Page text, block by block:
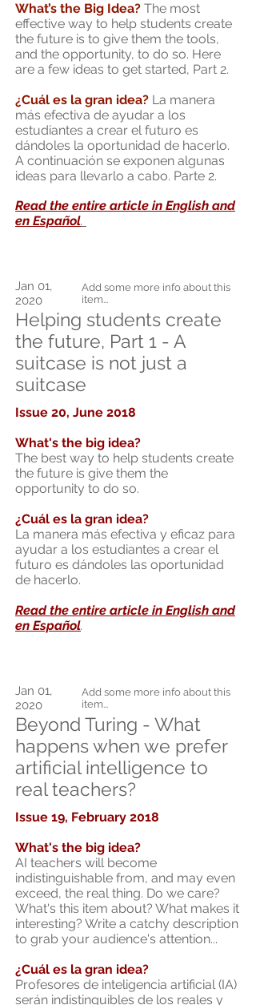
What’s the Big Idea? The most
effective way to help students create
the future is to give them the tools,
and the opportunity, to do so. Here
are a few ideas to get started, Part 2.
¿Cuál es la gran idea? La manera
más efectiva de ayudar a los
estudiantes a crear el futuro es
dándoles la oportunidad de hacerlo.
A continuación se exponen algunas
ideas para llevarlo a cabo. Parte 2.
Read the entire article in English and
en Español.
Jan 01,
2020
Add some more info about this
item...
Helping students create
the future, Part 1 - A
suitcase is not just a
suitcase
Issue 20, June 2018
What's the big idea?
The best way to help students create
the future is give them the
opportunity to do so.
¿Cuál es la gran idea?
La manera más efectiva y eficaz para
ayudar a los estudiantes a crear el
futuro es dándoles las oportunidad
de hacerlo.
Read the entire article in English and
en Español.
Jan 01,
2020
Add some more info about this
item...
Beyond Turing - What
happens when we prefer
artificial intelligence to
real teachers?
Issue 19, February 2018
What's the big idea?
AI teachers will become
indistinguishable from, and may even
exceed, the real thing. Do we care?
What's this item about? What makes it
interesting? Write a catchy description
to grab your audience's attention...
¿Cuál es la gran idea?
Profesores de inteligencia artificial (IA)
serán indistinguibles de los reales y